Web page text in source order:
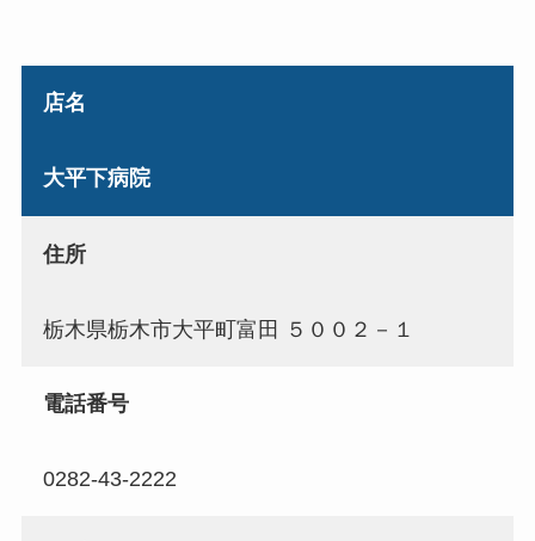
店名
大平下病院
住所
栃木県栃木市大平町富田 ５００２－１
電話番号
0282-43-2222